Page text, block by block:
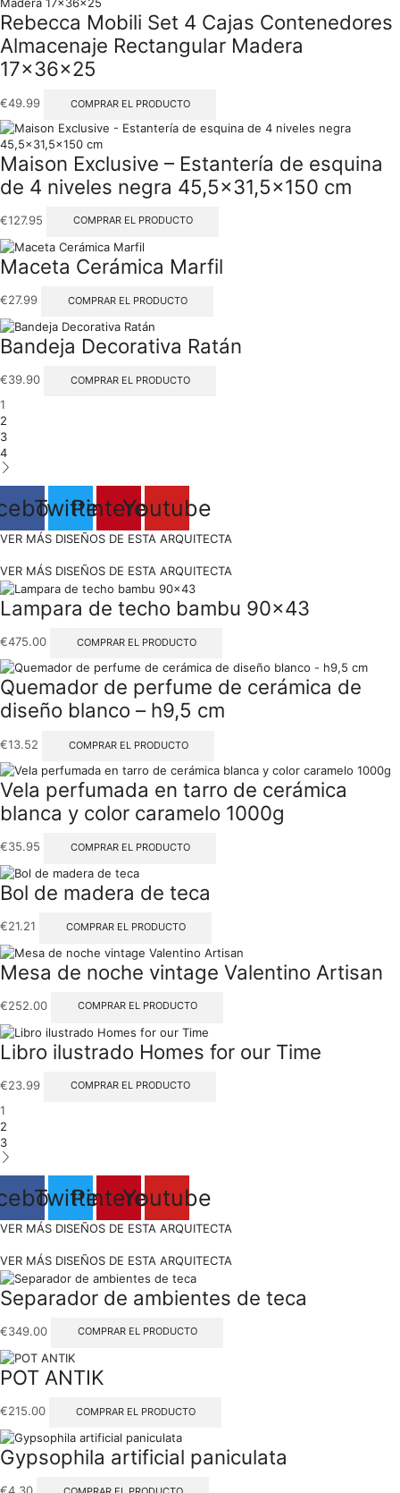
Rebecca Mobili Set 4 Cajas Contenedores
Almacenaje Rectangular Madera
17x36x25
€49.99 COMPRAR EL PRODUCTO
Maison Exclusive – Estantería de esquina
de 4 niveles negra 45,5×31,5×150 cm
€127.95 COMPRAR EL PRODUCTO
Maceta Cerámica Marfil
€27.99 COMPRAR EL PRODUCTO
Bandeja Decorativa Ratán
€39.90 COMPRAR EL PRODUCTO
1
2
3
4
TwitterPinterestYoutube
VER MÁS DISEÑOS DE ESTA ARQUITECTA
VER MÁS DISEÑOS DE ESTA ARQUITECTA
Lampara de techo bambu 90×43
€475.00 COMPRAR EL PRODUCTO
Quemador de perfume de cerámica de
diseño blanco – h9,5 cm
€13.52 COMPRAR EL PRODUCTO
Vela perfumada en tarro de cerámica
blanca y color caramelo 1000g
€35.95 COMPRAR EL PRODUCTO
Bol de madera de teca
€21.21 COMPRAR EL PRODUCTO
Mesa de noche vintage Valentino Artisan
€252.00 COMPRAR EL PRODUCTO
Libro ilustrado Homes for our Time
€23.99 COMPRAR EL PRODUCTO
1
2
3
TwitterPinterestYoutube
VER MÁS DISEÑOS DE ESTA ARQUITECTA
VER MÁS DISEÑOS DE ESTA ARQUITECTA
Separador de ambientes de teca
€349.00 COMPRAR EL PRODUCTO
POT ANTIK
€215.00 COMPRAR EL PRODUCTO
Gypsophila artificial paniculata
€4.30